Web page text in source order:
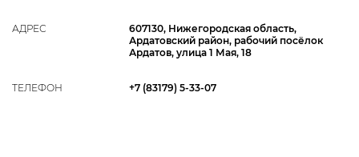
АДРЕС
607130, Нижегородская область,
Ардатовский район, рабочий посёлок
Ардатов, улица 1 Мая, 18
ТЕЛЕФОН +7 (83179) 5-33-07